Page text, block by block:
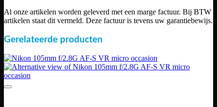
Al onze artikelen worden geleverd met een marge factuur. Bij BTW
artikelen staat dit vermeld. Deze factuur is tevens uw garantiebewijs.
Gerelateerde producten